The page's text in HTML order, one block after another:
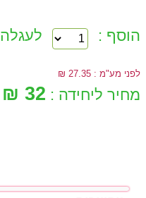
הוסף : לעגלה
לפני מע"מ : 27.35 ₪
מחיר ליחידה : 32 ₪